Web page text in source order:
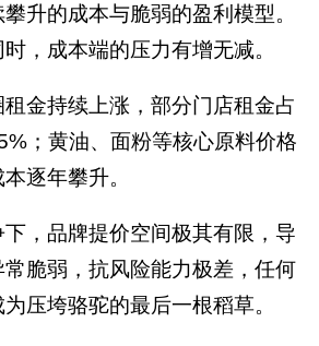
升的成本与脆弱的盈利模型。
，成本端的压力有增无减。
金持续上涨，部分门店租金占
；黄油、面粉等核心原料价格
逐年攀升。
，品牌提价空间极其有限，导
脆弱，抗风险能力极差，任何
压垮骆驼的最后一根稻草。